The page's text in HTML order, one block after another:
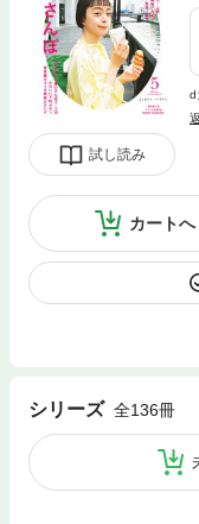
試し読み
d
カートへ
シリーズ 全136冊